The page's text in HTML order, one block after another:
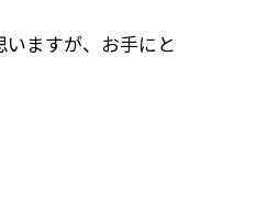
ますが、お手にと